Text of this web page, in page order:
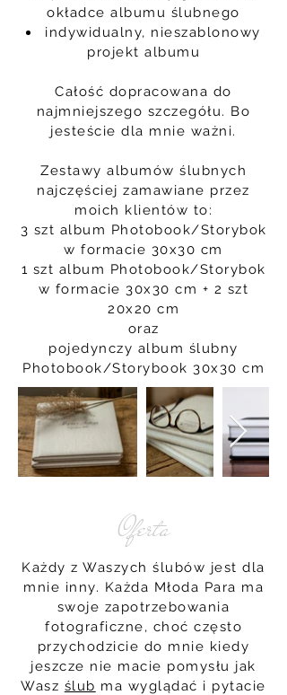
okładce albumu ślubnego
indywidualny, nieszablonowy
projekt albumu
Całość dopracowana do
najmniejszego szczegółu. Bo
jesteście dla mnie ważni.
Zestawy albumów ślubnych
najczęściej zamawiane przez
moich klientów to:
3 szt album Photobook/Storybok
w formacie 30x30 cm
1 szt album Photobook/Storybok
w formacie 30x30 cm + 2 szt
20x20 cm
oraz
pojedynczy album ślubny
Photobook/Storybook 30x30 cm
Oferta
Każdy z Waszych ślubów jest dla
mnie inny. Każda Młoda Para ma
swoje zapotrzebowania
fotograficzne, choć często
przychodzicie do mnie kiedy
jeszcze nie macie pomysłu jak
Wasz ślub ma wyglądać i pytacie